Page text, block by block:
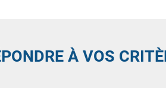
À VOS